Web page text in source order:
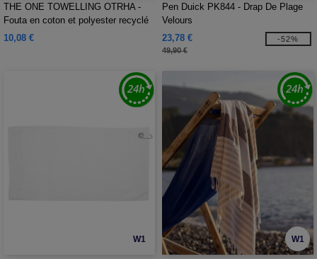
THE ONE TOWELLING OTRHA -
Fouta en coton et polyester recyclé
10,08 €
Pen Duick PK844 - Drap De Plage
Velours
23,78 €
49,90 €
-52%
W1 W1